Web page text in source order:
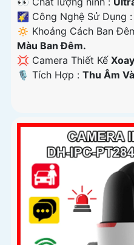
🌠 Công Nghệ Sử Dụng :
🔅 Khoảng Cách Ban
Màu Ban Ðêm.
💢 Camera Thiết Kế
️🎙 Tích Hợp : Thu Âm